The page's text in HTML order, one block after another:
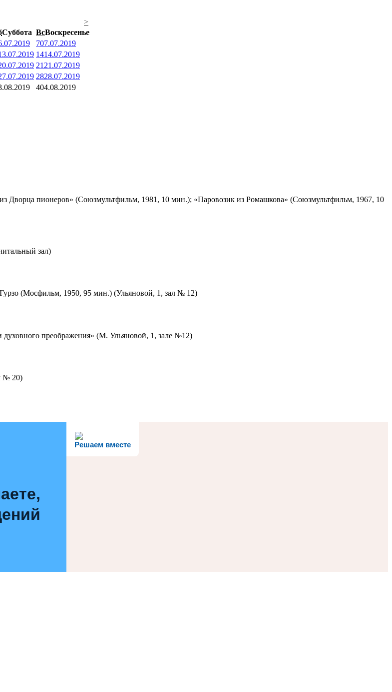
>
Суббота ВсВоскресенье
707.07.2019
1414.07.2019
21 21.07.2019
2828.07.2019
404.08.2019
пионеров» (Союзмультфильм, 1981, 10 мин.); «Паровозик из Ромашкова» (Союзмультфильм, 1967, 10
зал)
(Мосфильм, 1950, 95 мин.) (Ульяновой, 1, зал № 12)
преображения» (М. Ульяновой, 1, зале №12)
№ 20)
Решаем вместе